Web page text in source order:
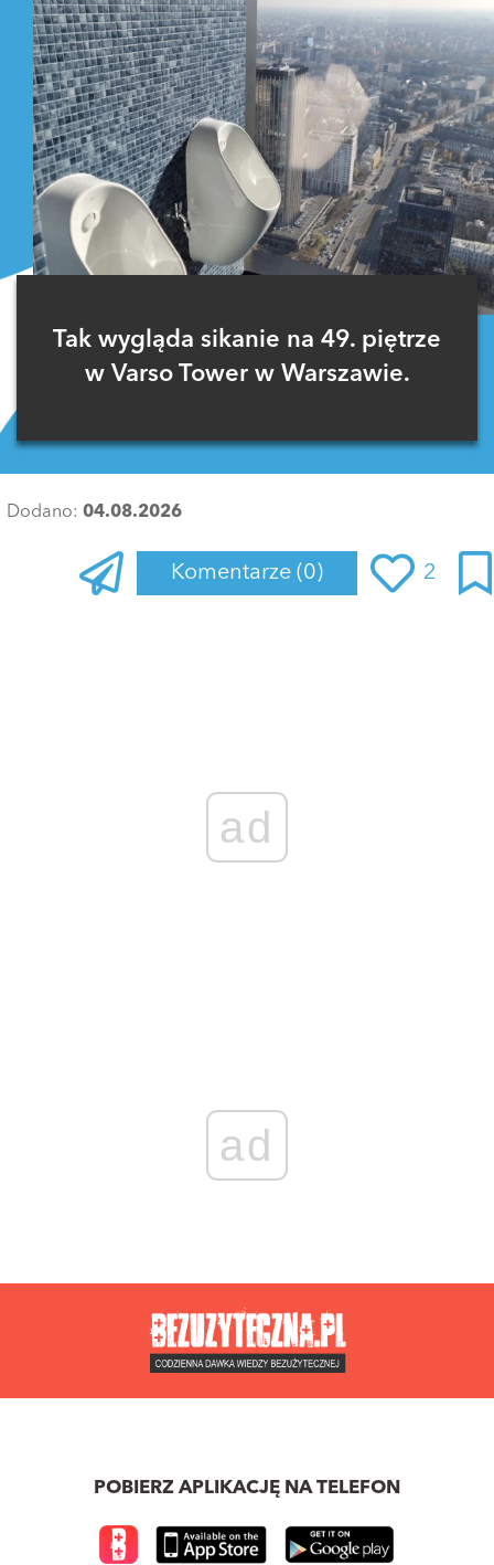
Tak wygląda sikanie na 49. piętrze
w Varso Tower w Warszawie.
Dodano: 04.08.2026
Komentarze (0) 2
ad
ad
POBIERZ APLIKACJĘ NA TELEFON